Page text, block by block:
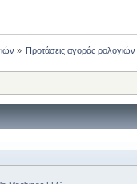
» Προτάσεις αγοράς ρολογιών